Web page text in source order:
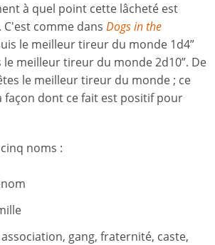
à quel point cette lâcheté est
comme dans Dogs in the
le meilleur tireur du monde 1d4”
le meilleur tireur du monde 2d10”. De
le meilleur tireur du monde ; ce
façon dont ce fait est positif pour
noms :
gang, fraternité, caste,